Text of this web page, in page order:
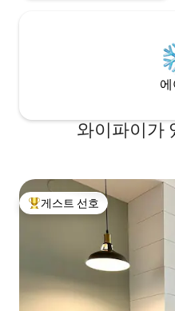
와이파이가
상위 게스트 선호
게스트 선호